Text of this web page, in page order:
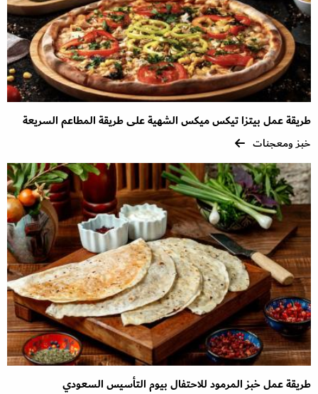
طريقة عمل بيتزا تيكس ميكس الشهية على طريقة المطاعم السريعة
خبز ومعجنات
طريقة عمل خبز المرمود للاحتفال بيوم التأسيس السعودي